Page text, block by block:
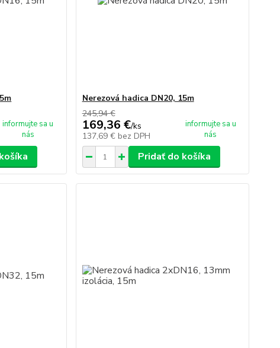
informujte sa u
nás
Nerezová hadica DN20, 15m
245,94 €
169,36 €/ks
137,69 € bez DPH
informujte sa u
nás
Pridať do košíka